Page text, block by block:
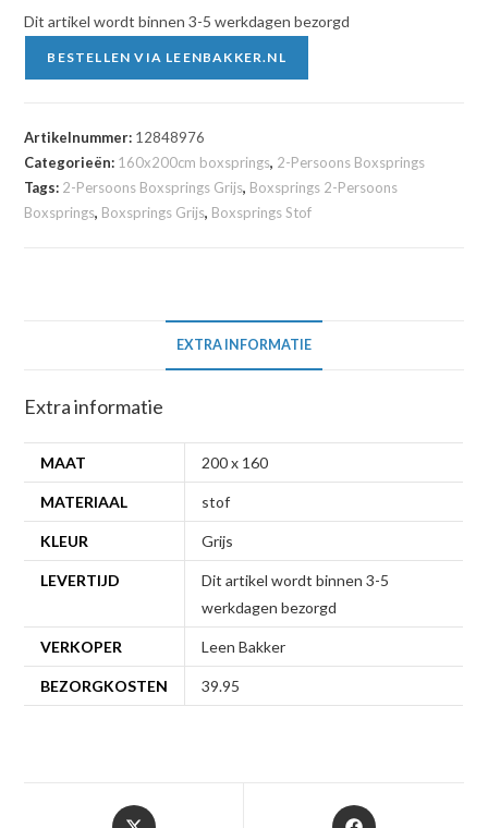
Dit artikel wordt binnen 3-5 werkdagen bezorgd
BESTELLEN VIA LEENBAKKER.NL
Artikelnummer: 12848976
Categorieën: 160x200cm boxsprings, 2-Persoons Boxsprings
Tags: 2-Persoons Boxsprings Grijs, Boxsprings 2-Persoons
Boxsprings, Boxsprings Grijs, Boxsprings Stof
EXTRA INFORMATIE
Extra informatie
MAAT 200 x 160
MATERIAAL stof
KLEUR Grijs
LEVERTIJD
Dit artikel wordt binnen 3-5
werkdagen bezorgd
VERKOPER Leen Bakker
BEZORGKOSTEN 39.95
Opent
Opent